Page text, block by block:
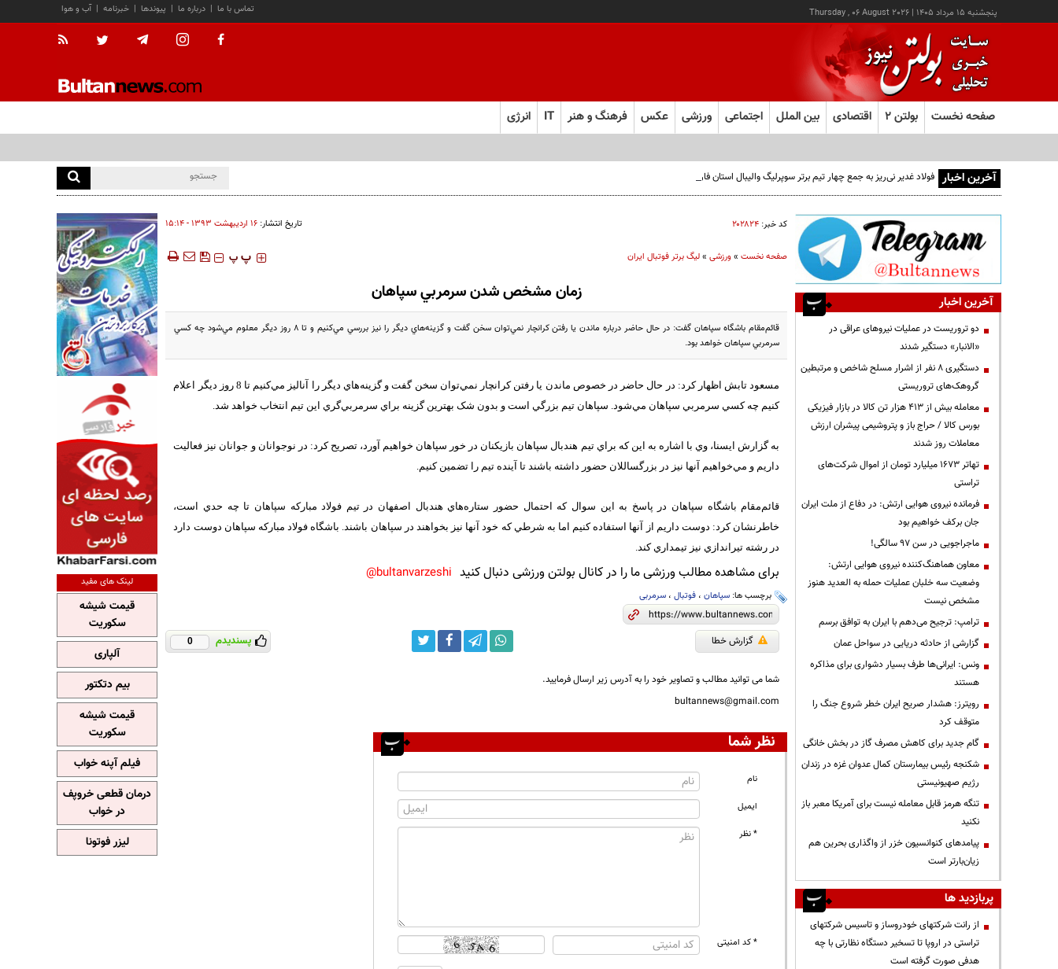
پنجشنبه ۱۵ مرداد ۱۴۰۵ |
Thursday , 06 August 2026 آب و هوا | خبرنامه | پیوندها | درباره ما | تماس با ما
صفحه نخست بولتن ۲ اقتصادی بین الملل اجتماعی ورزشی عکس فرهنگ و هنر IT انرژی
آخرین اخبار فولاد غدیر نی‌ریز به جمع چهار تیم برتر سوپرلیگ والیبال استان فارس صعود کرد
کد خبر: ۲۰۲۸۲۴ تاریخ انتشار: ۱۶ ارديبهشت ۱۳۹۳ - ۱۵:۱۴
صفحه نخست»ورزشی»لیگ برتر فوتبال ایران ‍‍‍ پ پ
زمان مشخص شدن سرمربي سپاهان
قائم‌مقام باشگاه سپاهان گفت: در حال حاضر درباره ماندن يا رفتن کرانچار نمي‌توان سخن گفت و گزينه‌هاي ديگر را نيز بررسي مي‌کنيم و تا 8 روز ديگر معلوم مي‌شود چه کسي
سرمربي سپاهان خواهد بود.
مسعود تابش اظهار‌ کرد: در حال حاضر در خصوص ماندن يا رفتن کرانچار نمي‌توان سخن گفت و گزينه‌هاي ديگر را آناليز مي‌کنيم تا 8 روز ديگر اعلام
کنيم چه کسي سرمربي سپاهان مي‌شود. سپاهان تيم بزرگي است و بدون شک بهترين گزينه براي سرمربي‌گري اين تيم انتخاب خواهد شد.
به گزارش ايسنا، وي با اشاره به اين که براي تيم هندبال سپاهان بازيکنان در خور سپاهان خواهيم آورد، تصريح‌ کرد: در نوجوانان و جوانان نيز فعاليت
داريم و مي‌خواهيم آنها نيز در بزرگساللان حضور داشته باشند تا آينده‌ تيم را تضمين کنيم.
قائم‌مقام باشگاه سپاهان در پاسخ به اين سوال که احتمال حضور ستاره‌هاي هندبال اصفهان در تيم فولاد مبارکه سپاهان تا چه حدي است،
خاطرنشان‌ کرد: دوست داريم از آنها استفاده کنيم اما به شرطي که خود آنها نيز بخواهند در سپاهان باشند. باشگاه فولاد مبارکه سپاهان دوست دارد
در رشته تيراندازي نيز تيمداري کند.
برای مشاهده مطالب ورزشی ما را در کانال بولتن ورزشی دنبال کنید bultanvarzeshi@
برچسب ها: سپاهان، فوتبال، سرمربی
گزارش خطا پسندیدم 0
شما می توانید مطالب و تصاویر خود را به آدرس زیر ارسال فرمایید.
bultannews@gmail.com
نظر شما
نام
ایمیل
* نظر
* کد امنیتی
آخرین اخبار
دو تروریست در عملیات نیروهای عراقی در
«الانبار» دستگیر شدند
دستگیری ۸ نفر از اشرار مسلح شاخص و مرتبطین
گروهک‌های تروریستی
معامله بیش از ۴۱۳ هزار تن کالا در بازار فیزیکی
بورس کالا / حراج باز و پتروشیمی پیشران ارزش
معاملات روز شدند
تهاتر ۱۶۷۳ میلیارد تومان از اموال شرکت‌های
تراستی
فرمانده نیروی هوایی ارتش: در دفاع از ملت ایران
جان برکف خواهیم بود
ماجراجویی در سن ۹۷ سالگی!
معاون هماهنگ‌کننده نیروی هوایی ارتش:
وضعیت سه خلبان عملیات حمله به العدید هنوز
مشخص نیست
ترامپ: ترجیح می‌دهم با ایران به توافق برسم
گزارشی از حادثه دریایی در سواحل عمان
ونس: ایرانی‌ها طرف بسیار دشواری برای مذاکره
هستند
رویترز: هشدار صریح ایران خطر شروع جنگ را
متوقف کرد
گام جدید برای کاهش مصرف گاز در بخش خانگی
شکنجه رئیس بیمارستان کمال عدوان غزه در زندان
رژیم صهیونیستی
تنگه هرمز قابل معامله نیست برای آمریکا معبر باز
نکنید
پیامدهای کنوانسیون خزر از واگذاری بحرین هم
زیان‌بارتر است
پربازدید ها
از رانت‌ شرکتهای خودروساز و تاسیس شرکتهای
تراستی در اروپا تا تسخیر دستگاه نظارتی با چه
هدفی صورت گرفته است
لینک های مفید
قیمت شیشه
سکوریت
آلپاری
بیم دتکتور
قیمت شیشه
سکوریت
فیلم آپنه خواب
درمان قطعی خروپف
در خواب
لیزر فوتونا